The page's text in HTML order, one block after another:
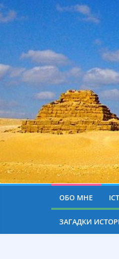
ОБО МНЕ
ЗАГАДКИ